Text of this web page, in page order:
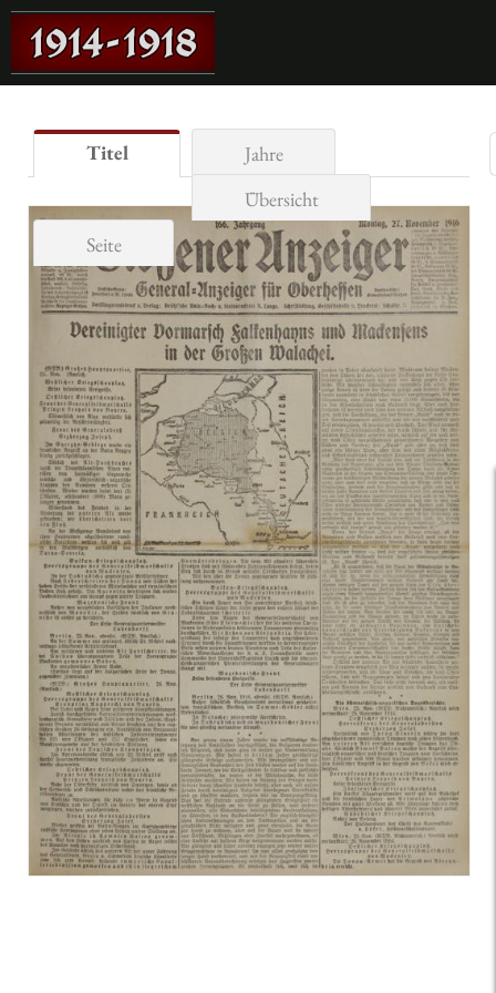
Titel
Jahre
Übersicht
Seite